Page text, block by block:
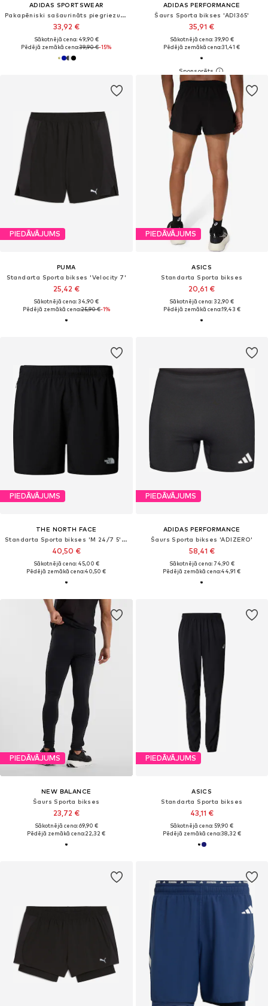
ADIDAS SPORTSWEAR
Pakapēniski sašaurināts piegriezums Sporta bikses
33,92 €
Sākotnējā cena: 49,90 €
Pēdējā zemākā cena:39,90 €-15%
ADIDAS PERFORMANCE
Šaurs Sporta bikses 'ADI365'
35,91 €
Sākotnējā cena: 39,90 €
Pēdējā zemākā cena:31,41 €
PIEDĀVĀJUMS
PUMA
Standarta Sporta bikses 'Velocity 7'
25,42 €
Sākotnējā cena: 34,90 €
Pēdējā zemākā cena:25,90 €-1%
PIEDĀVĀJUMS
ASICS
Standarta Sporta bikses
20,61 €
Sākotnējā cena: 32,90 €
Pēdējā zemākā cena:19,43 €
PIEDĀVĀJUMS
THE NORTH FACE
Standarta Sporta bikses 'M 24/7 5'' SHORTS'
40,50 €
Sākotnējā cena: 45,00 €
Pēdējā zemākā cena:40,50 €
PIEDĀVĀJUMS
ADIDAS PERFORMANCE
Šaurs Sporta bikses 'ADIZERO'
58,41 €
Sākotnējā cena: 74,90 €
Pēdējā zemākā cena:44,91 €
PIEDĀVĀJUMS
NEW BALANCE
Šaurs Sporta bikses
23,72 €
Sākotnējā cena: 69,90 €
Pēdējā zemākā cena:22,32 €
PIEDĀVĀJUMS
ASICS
Standarta Sporta bikses
43,11 €
Sākotnējā cena: 59,90 €
Pēdējā zemākā cena:38,32 €